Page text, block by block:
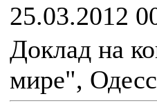
25.03.2012
Доклад на
мире",